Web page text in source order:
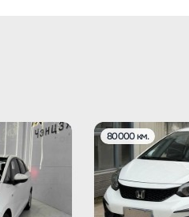
80000 км.